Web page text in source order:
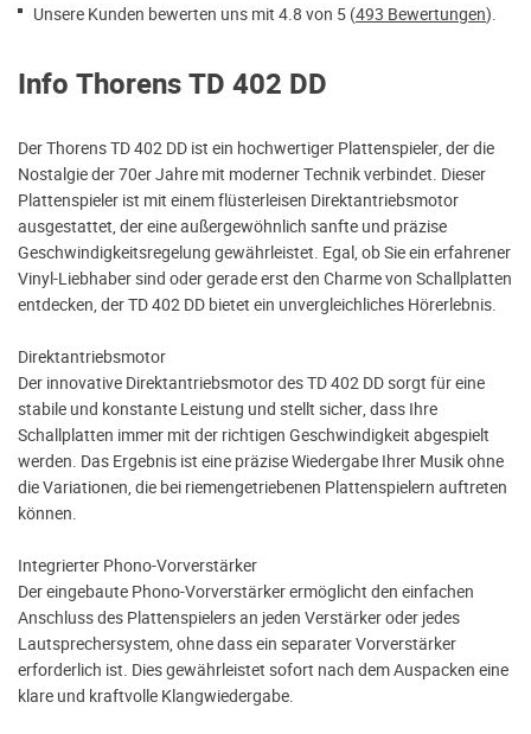
Unsere Kunden bewerten uns mit 4.8 von 5 (493 Bewertungen).
Info Thorens TD 402 DD
Der Thorens TD 402 DD ist ein hochwertiger Plattenspieler, der die
Nostalgie der 70er Jahre mit moderner Technik verbindet. Dieser
Plattenspieler ist mit einem flüsterleisen Direktantriebsmotor
ausgestattet, der eine außergewöhnlich sanfte und präzise
Geschwindigkeitsregelung gewährleistet. Egal, ob Sie ein erfahrener
Vinyl-Liebhaber sind oder gerade erst den Charme von Schallplatten
entdecken, der TD 402 DD bietet ein unvergleichliches Hörerlebnis.
Direktantriebsmotor
Der innovative Direktantriebsmotor des TD 402 DD sorgt für eine
stabile und konstante Leistung und stellt sicher, dass Ihre
Schallplatten immer mit der richtigen Geschwindigkeit abgespielt
werden. Das Ergebnis ist eine präzise Wiedergabe Ihrer Musik ohne
die Variationen, die bei riemengetriebenen Plattenspielern auftreten
können.
Integrierter Phono-Vorverstärker
Der eingebaute Phono-Vorverstärker ermöglicht den einfachen
Anschluss des Plattenspielers an jeden Verstärker oder jedes
Lautsprechersystem, ohne dass ein separater Vorverstärker
erforderlich ist. Dies gewährleistet sofort nach dem Auspacken eine
klare und kraftvolle Klangwiedergabe.